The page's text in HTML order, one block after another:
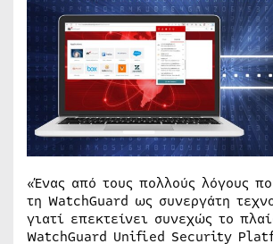
«Ένας από τους πολλούς λόγους
τη WatchGuard ως συνεργάτη
γιατί επεκτείνει συνεχώς το
WatchGuard Unified Security